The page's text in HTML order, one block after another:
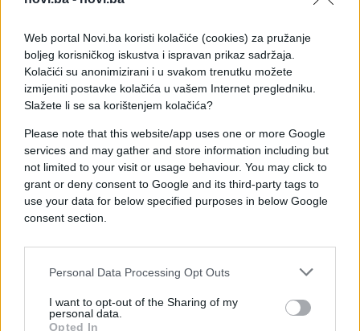
Web portal Novi.ba koristi kolačiće (cookies) za pružanje
boljeg korisničkog iskustva i ispravan prikaz sadržaja.
Kolačići su anonimizirani i u svakom trenutku možete
izmijeniti postavke kolačića u vašem Internet pregledniku.
Slažete li se sa korištenjem kolačića?
Please note that this website/app uses one or more Google
services and may gather and store information including but
not limited to your visit or usage behaviour. You may click to
grant or deny consent to Google and its third-party tags to
use your data for below specified purposes in below Google
consent section.
Personal Data Processing Opt Outs
I want to opt-out of the Sharing of my
personal data.
Opted In
Podsjetimo, iz Hrvatske je početkom maja
protjeran muškarac koji je državljanin BiH jer je
mahao zastavom Republike Srpske na balkonu
hotela.
Hrvatska policija je tada navela da je njegovo
ponašanje izazvalo "uznemirenost javnosti".
#Srbija #Hrvatska